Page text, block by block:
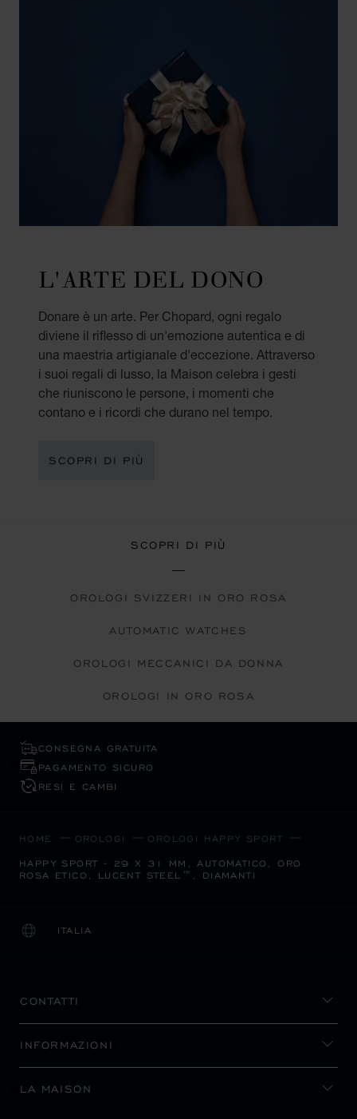
L'ARTE DEL DONO
Donare è un arte. Per Chopard, ogni regalo
diviene il riflesso di un'emozione autentica e di
una maestria artigianale d'eccezione. Attraverso
i suoi regali di lusso, la Maison celebra i gesti
che riuniscono le persone, i momenti che
contano e i ricordi che durano nel tempo.
SCOPRI DI PIÙ
SCOPRI DI PIÙ
OROLOGI SVIZZERI IN ORO ROSA
AUTOMATIC WATCHES
OROLOGI MECCANICI DA DONNA
OROLOGI IN ORO ROSA
CONSEGNA GRATUITA
PAGAMENTO SICURO
RESI E CAMBI
HOME OROLOGI OROLOGI HAPPY SPORT
HAPPY SPORT - 29 X 31 MM, AUTOMATICO, ORO
ROSA ETICO, LUCENT STEEL™, DIAMANTI
ITALIA
LOCALIZZAZIONE (CAMBIA PAESE)
CAMBIA PAESE
CONTATTI
INFORMAZIONI
LA MAISON